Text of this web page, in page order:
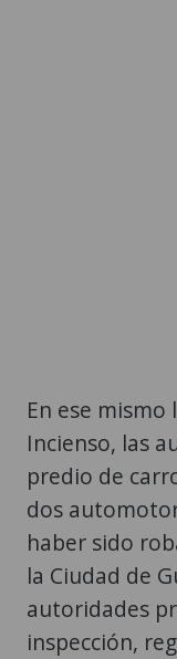
En ese
Incienso, las
predio de
dos
haber sido
la Ciudad de
autoridades
inspección,